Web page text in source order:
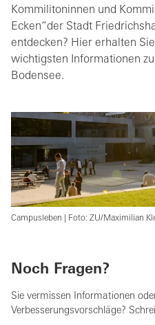
Kommilitoninnen und
Ecken“der Stadt
entdecken? Hier erhalten
wichtigsten Informationen
Bodensee.
Campusleben | Foto: ZU/Maximilian
Noch Fragen?
Sie vermissen Informationen
Verbesserungsvorschläge?